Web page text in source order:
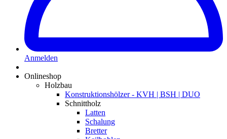
Anmelden
Onlineshop
Holzbau
Konstruktionshölzer - KVH | BSH | DUO
Schnittholz
Latten
Schalung
Bretter